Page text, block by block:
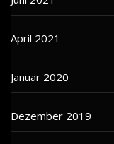
April 2021
Januar 2020
Dezember 2019